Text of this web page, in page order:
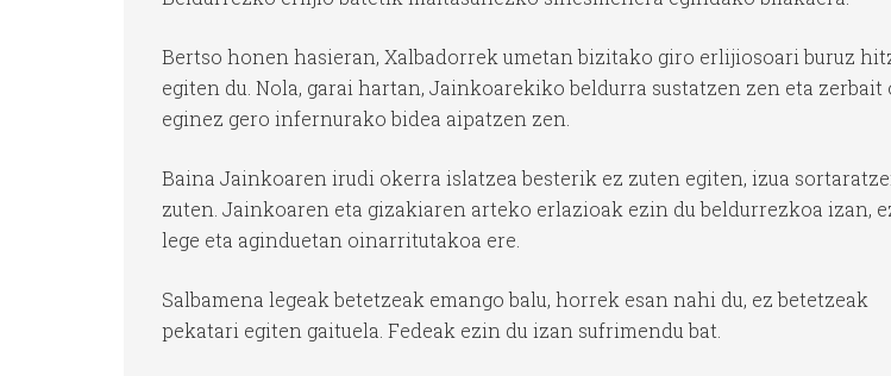
Bertso honen hasieran, Xalbadorrek umetan bizitako giro erlijiosoari buruz
egiten du. Nola, garai hartan, Jainkoarekiko beldurra sustatzen zen eta zerbait
eginez gero infernurako bidea aipatzen zen.
Baina Jainkoaren irudi okerra islatzea besterik ez zuten egiten, izua
zuten. Jainkoaren eta gizakiaren arteko erlazioak ezin du beldurrezkoa izan,
lege eta aginduetan oinarritutakoa ere.
Salbamena legeak betetzeak emango balu, horrek esan nahi du, ez betetzeak
pekatari egiten gaituela. Fedeak ezin du izan sufrimendu bat.